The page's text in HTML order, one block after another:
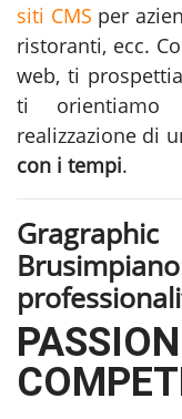
siti CMS per
ristoranti, ecc.
web, ti
ti orientiamo
realizzazione di
con i tempi.